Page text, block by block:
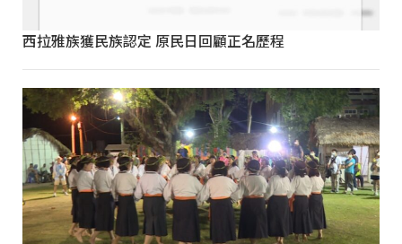
西拉雅族獲民族認定 原民日回顧正名歷程